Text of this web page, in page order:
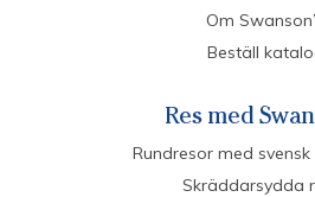
Om
Beställ
Res med
Rundresor med
Skräddarsydda